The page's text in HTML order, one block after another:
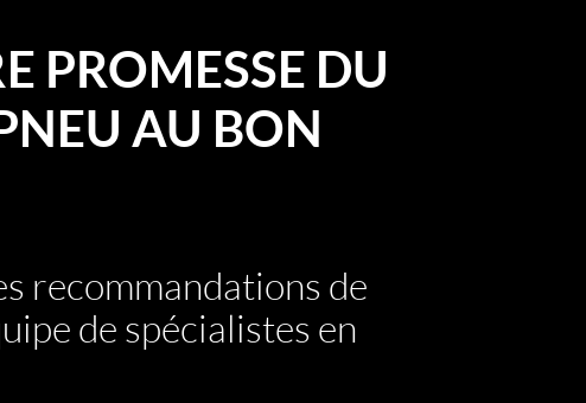
PROMESSE DU
AU BON
recommandations de
de spécialistes en